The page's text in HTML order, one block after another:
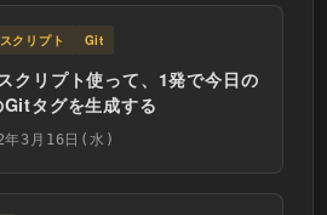
クリプト Git
クリプト使って、1発で今日の
Gitタグを生成する
年3月16日(水)